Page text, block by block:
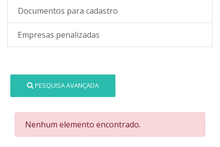
Documentos para cadastro
Empresas penalizadas
PESQUISA AVANÇADA
Nenhum elemento encontrado.